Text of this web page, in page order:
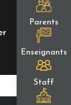
Parents
Enseignants
Staff